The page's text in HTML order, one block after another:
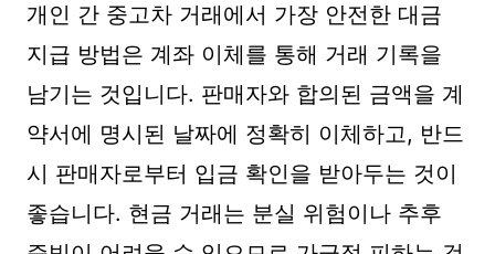
개인 간 중고차 거래에서 가장 안전한 대금
지급 방법은 계좌 이체를 통해 거래 기록을
남기는 것입니다. 판매자와 합의된 금액을 계
약서에 명시된 날짜에 정확히 이체하고, 반드
시 판매자로부터 입금 확인을 받아두는 것이
좋습니다. 현금 거래는 분실 위험이나 추후